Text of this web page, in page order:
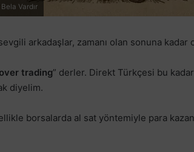
Vardır
arkadaşlar, zamanı olan sonuna kadar
over trading” derler. Direkt Türkçesi bu
diyelim.
borsalarda al sat yöntemiyle para